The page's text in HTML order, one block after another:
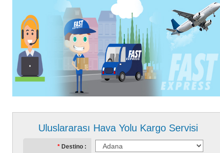
Uluslararası Hava Yolu Kargo Servisi
Destino